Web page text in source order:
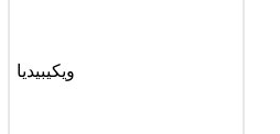
ويكيبيديا